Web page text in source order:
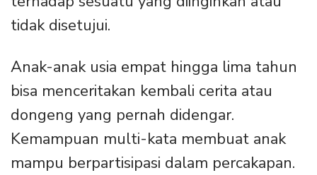
tidak disetujui.
Anak-anak usia empat hingga lima tahun
bisa menceritakan kembali cerita atau
dongeng yang pernah didengar.
Kemampuan multi-kata membuat anak
mampu berpartisipasi dalam percakapan.